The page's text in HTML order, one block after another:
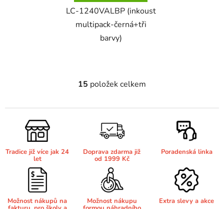
DCP-9015CDW
DCP-9042CDN
DCP-9045CDN
DCP-9045CN
Brother DCP-8040LT
Brother DCP-8065DN
Brother DCP-8070
Brother DCP-8070D
LC-1240VALBP (inkoust
multipack-černá+tři
barvy)
O
l
á
d
c
í
p
r
v
15 položek celkem
Tradice již více jak 24
let
Doprava zdarma již
od 1999 Kč
Poradenská linka
Možnost nákupů na Možnost nákupu Extra slevy a akce